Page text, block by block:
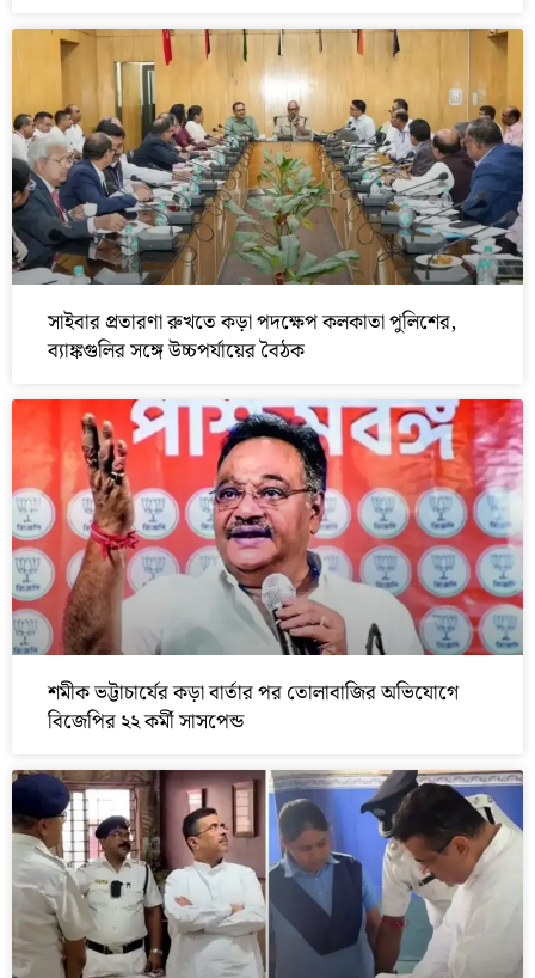
সাইবার প্রতারণা রুখতে কড়া পদক্ষেপ কলকাতা পুলিশের,
ব্যাঙ্কগুলির সঙ্গে উচ্চপর্যায়ের বৈঠক
শমীক ভট্টাচার্যের কড়া বার্তার পর তোলাবাজির অভিযোগে
বিজেপির ২২ কর্মী সাসপেন্ড